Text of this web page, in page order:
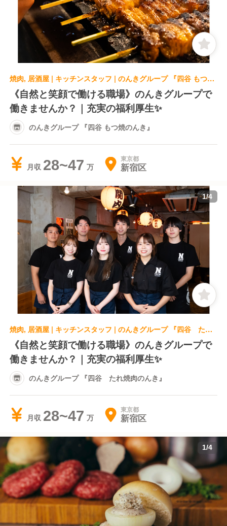
焼肉, 居酒屋 | キッチンスタッフ | のんきグループ 『四谷 もつ焼のんき』
《自然と笑顔で働ける職場》のんきグループで
働きませんか？｜充実の福利厚生✨
のんきグループ 『四谷 もつ焼のんき』
月収 28~47 東京都
新宿区
1/4
焼肉, 居酒屋 | キッチンスタッフ | のんきグループ 『四谷 たれ焼肉のんき』
《自然と笑顔で働ける職場》のんきグループで
働きませんか？｜充実の福利厚生✨
のんきグループ 『四谷 たれ焼肉のんき』
月収 28~47 東京都
新宿区
1/4